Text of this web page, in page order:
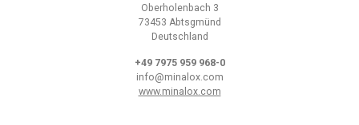
Oberholenbach 3
73453 Abtsgmünd
Deutschland
+49 7975 959 968-0
info@minalox.com
www.minalox.com